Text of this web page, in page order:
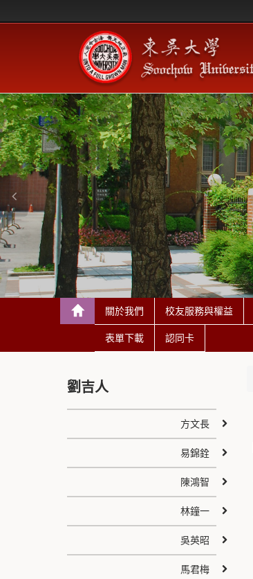
關於我們 校友服務與權益
表單下載 認同卡
劉吉人
方文長
易錦銓
陳鴻智
林鐘一
吳英昭
馬君梅